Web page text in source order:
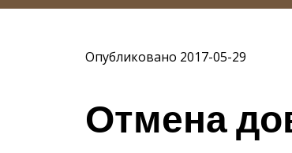
Опубликовано 2017-05-29
Отмена